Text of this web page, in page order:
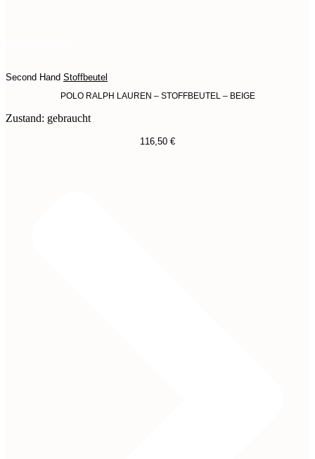
Second Hand Stoffbeutel
POLO RALPH LAUREN – STOFFBEUTEL – BEIGE
Zustand: gebraucht
116,50 €